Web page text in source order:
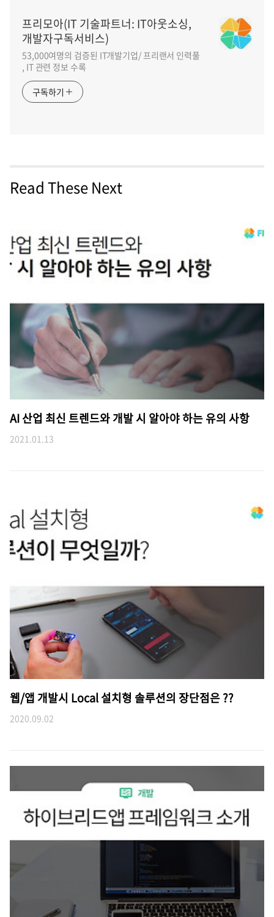
프리모아(IT 기술파트너: IT아웃소싱,
개발자구독서비스)
53,000여명의 검증된 IT개발기업/ 프리랜서 인력풀
, IT 관련 정보 수록
구독하기
Read These Next
AI 산업 최신 트렌드와 개발 시 알아야 하는 유의 사항
2021.01.13
웹/앱 개발시 Local 설치형 솔루션의 장단점은 ??
2020.09.02